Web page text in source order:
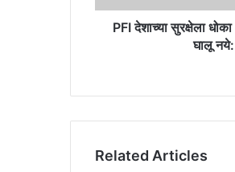
बंदी
PFI देशाच्या सुरक्षेला
घालू नये:
Related Articles